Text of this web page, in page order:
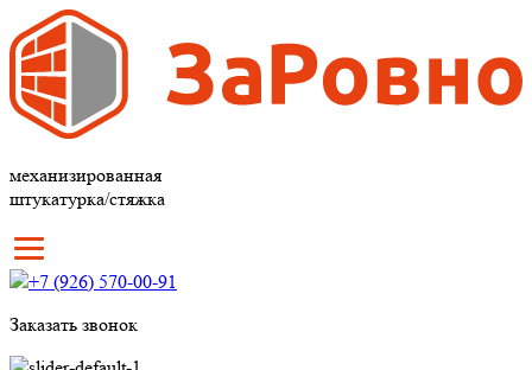
механизированная
штукатурка/стяжка
+7 (926) 570-00-91
Заказать звонок